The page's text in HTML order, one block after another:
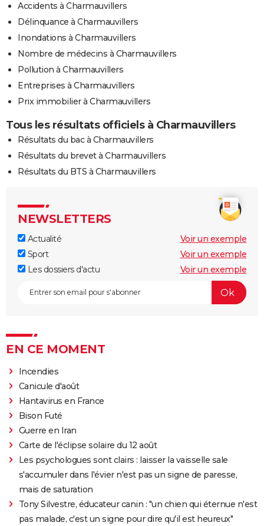
Accidents à Charmauvillers
Délinquance à Charmauvillers
Inondations à Charmauvillers
Nombre de médecins à Charmauvillers
Pollution à Charmauvillers
Entreprises à Charmauvillers
Prix immobilier à Charmauvillers
Tous les résultats officiels à Charmauvillers
Résultats du bac à Charmauvillers
Résultats du brevet à Charmauvillers
Résultats du BTS à Charmauvillers
NEWSLETTERS
Actualité
Voir un exemple
Sport
Voir un exemple
Les dossiers d'actu
Voir un exemple
EN CE MOMENT
Incendies
Canicule d'août
Hantavirus en France
Bison Futé
Guerre en Iran
Carte de l'éclipse solaire du 12 août
Les psychologues sont clairs : laisser la vaisselle sale
s'accumuler dans l'évier n'est pas un signe de paresse,
mais de saturation
Tony Silvestre, éducateur canin : "un chien qui éternue n'est
pas malade, c'est un signe pour dire qu'il est heureux"